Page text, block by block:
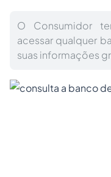
O Consumidor
acessar qualquer
suas informações